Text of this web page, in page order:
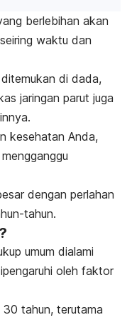
berlebihan akan
waktu dan
di dada,
jaringan parut juga
kesehatan Anda,
dengan perlahan
tahun.
umum dialami
oleh faktor
tahun, terutama